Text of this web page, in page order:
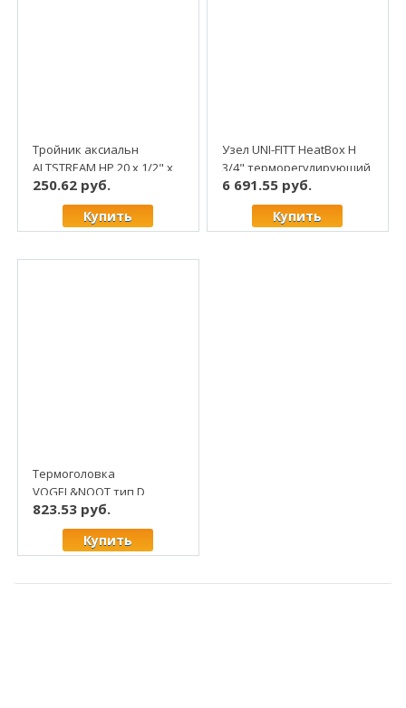
Тройник аксиальн
ALTSTREAM НР 20 х 1/2" х
20 (10/80)
250.62 руб.
Купить
Узел UNI-FITT HeatBox H
3/4" терморегулирующий
для теплого пола
6 691.55 руб.
Купить
Термоголовка
VOGEL&NOOT тип D
клемное присоединение
823.53 руб.
Купить